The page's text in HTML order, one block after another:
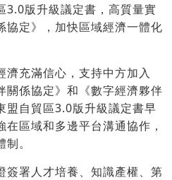
3.0版升級議定書，高質量實
協定》，加快區域經濟一體化
濟充滿信心，支持中方加入
關係協定》和《數字經濟夥伴
盟自貿區3.0版升級議定書早
區域和多邊平台溝通協作，
。
簽署人才培養、知識產權、第